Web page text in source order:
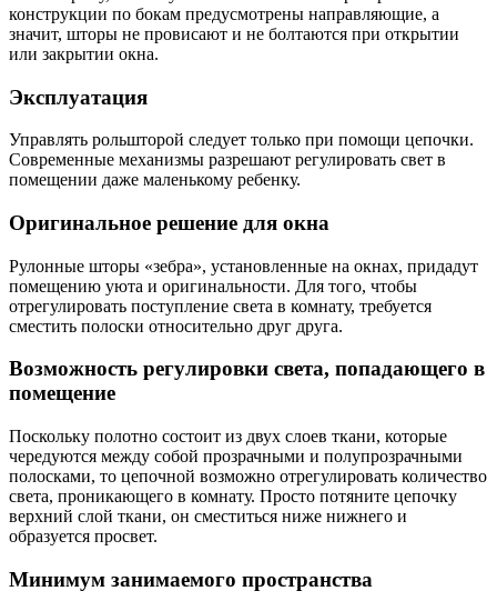
конструкции по бокам предусмотрены направляющие, а
значит, шторы не провисают и не болтаются при открытии
или закрытии окна.
Эксплуатация
Управлять рольшторой следует только при помощи цепочки.
Современные механизмы разрешают регулировать свет в
помещении даже маленькому ребенку.
Оригинальное решение для окна
Рулонные шторы «зебра», установленные на окнах, придадут
помещению уюта и оригинальности. Для того, чтобы
отрегулировать поступление света в комнату, требуется
сместить полоски относительно друг друга.
Возможность регулировки света, попадающего в
помещение
Поскольку полотно состоит из двух слоев ткани, которые
чередуются между собой прозрачными и полупрозрачными
полосками, то цепочной возможно отрегулировать количество
света, проникающего в комнату. Просто потяните цепочку
верхний слой ткани, он сместиться ниже нижнего и
образуется просвет.
Минимум занимаемого пространства